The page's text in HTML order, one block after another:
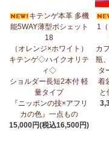
【2026新茶 予約
ンザニア紅茶～無農薬手
4/13：
【2026新豆入荷
＜うす塩＞～こだわりの
3/27：キテンゲ◇ハイク
～アフリカンプリン
3/27： サーカスパンツ
仕立てた新作登場！『ニ
キテンゲ本革 多機
能5WAY薄型ポシェット
18
（オレンジ×ホワイト）
キテンゲ◇ハイクオリテ
ィ◇
ショルダー長短2本付 軽
量タイプ
『ニッポンの技×アフリ
カの色』一点もの
15,000円(税込16,500円)
1
カ
瓶
タ
着
と